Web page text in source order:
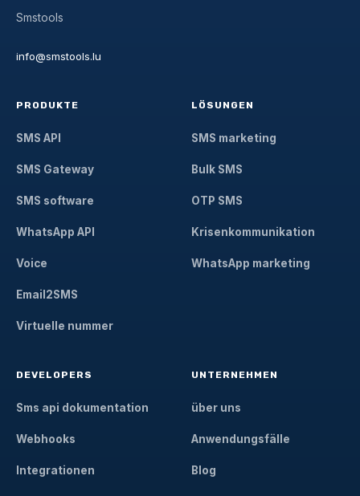
Smstools
info@smstools.lu
PRODUKTE
SMS API
SMS Gateway
SMS software
WhatsApp API
Voice
Email2SMS
Virtuelle nummer
LÖSUNGEN
SMS marketing
Bulk SMS
OTP SMS
Krisenkommunikation
WhatsApp marketing
DEVELOPERS
Sms api dokumentation
Webhooks
Integrationen
UNTERNEHMEN
über uns
Anwendungsfälle
Blog